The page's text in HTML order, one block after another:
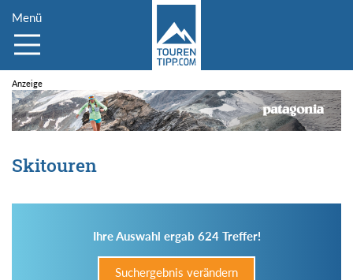
Menü
Skitouren
Ihre Auswahl ergab 624 Treffer!
Suchergebnis verändern